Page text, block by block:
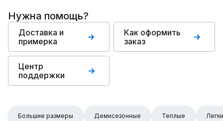
Нужна помощь?
Доставка и
примерка
Как оформить
заказ
Центр
поддержки
Большие размеры Демисезонные Теплые